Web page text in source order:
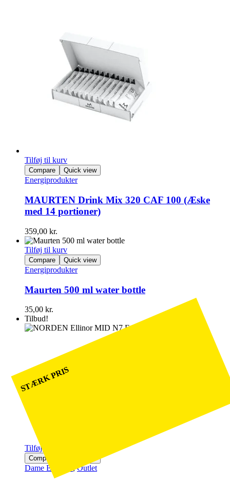
Tilføj til kurv
Compare Quick view
Energiprodukter
MAURTEN Drink Mix 320 CAF 100 (Æske
med 14 portioner)
359,00 kr.
Tilføj til kurv
Compare Quick view
Energiprodukter
Maurten 500 ml water bottle
35,00 kr.
Tilbud!
STÆRK PRIS
Tilføj til kurv
Compare
Dame Elcykler ,Outlet